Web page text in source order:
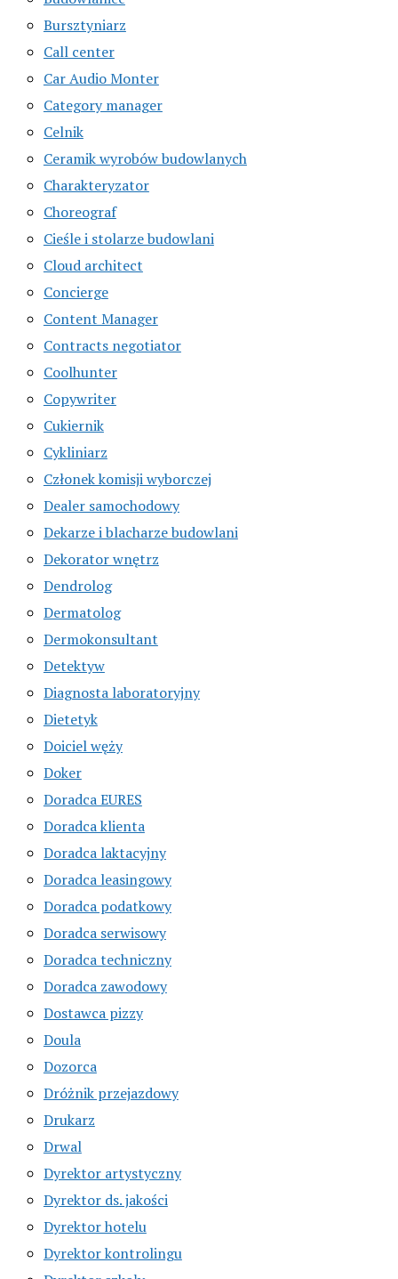
Bursztyniarz
Call center
Car Audio Monter
Category manager
Celnik
Ceramik wyrobów budowlanych
Charakteryzator
Choreograf
Cieśle i stolarze budowlani
Cloud architect
Concierge
Content Manager
Contracts negotiator
Coolhunter
Copywriter
Cukiernik
Cykliniarz
Członek komisji wyborczej
Dealer samochodowy
Dekarze i blacharze budowlani
Dekorator wnętrz
Dendrolog
Dermatolog
Dermokonsultant
Detektyw
Diagnosta laboratoryjny
Dietetyk
Doiciel węży
Doker
Doradca EURES
Doradca klienta
Doradca laktacyjny
Doradca leasingowy
Doradca podatkowy
Doradca serwisowy
Doradca techniczny
Doradca zawodowy
Dostawca pizzy
Doula
Dozorca
Dróżnik przejazdowy
Drukarz
Drwal
Dyrektor artystyczny
Dyrektor ds. jakości
Dyrektor hotelu
Dyrektor kontrolingu